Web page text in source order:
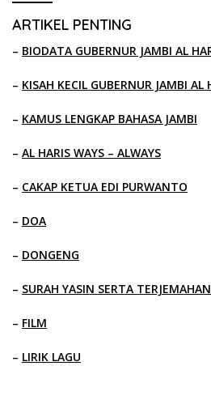
ARTIKEL PENTING
– BIODATA GUBERNUR JAMBI AL
– KISAH KECIL GUBERNUR JAMBI AL
– KAMUS LENGKAP BAHASA JAMBI
– AL HARIS WAYS – ALWAYS
– CAKAP KETUA EDI PURWANTO
– DOA
– DONGENG
– SURAH YASIN SERTA TERJEMAHAN
– FILM
– LIRIK LAGU